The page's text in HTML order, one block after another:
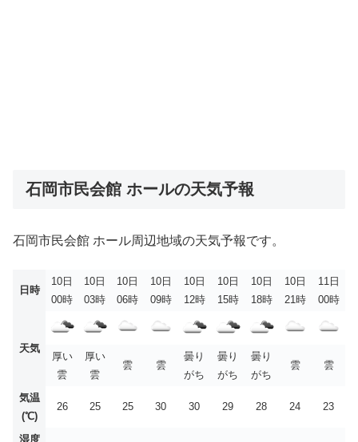
石岡市民会館 ホールの天気予報
石岡市民会館 ホール周辺地域の天気予報です。
日時
10日
00時
10日
03時
10日
06時
10日
09時
10日
12時
10日
15時
10日
18時
10日
21時
11日
00時
天気
厚い
雲
厚い
雲
雲 雲
曇り
がち
曇り
がち
曇り
がち
雲 雲
気温
(℃)
26 25 25 30 30 29 28 24 23
湿度